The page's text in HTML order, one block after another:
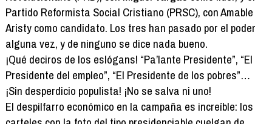
Partido Reformista Social Cristiano (PRSC), con Amable
Aristy como candidato. Los tres han pasado por el poder
alguna vez, y de ninguno se dice nada bueno.
¡Qué deciros de los eslógans! “Pa’lante Presidente”, “El
Presidente del empleo”, “El Presidente de los pobres”…
¡Sin desperdicio populista! ¡No se salva ni uno!
El despilfarro económico en la campaña es increíble: los